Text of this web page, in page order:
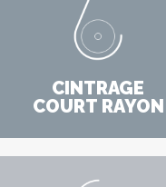
CINTRAGE
COURT RAYON